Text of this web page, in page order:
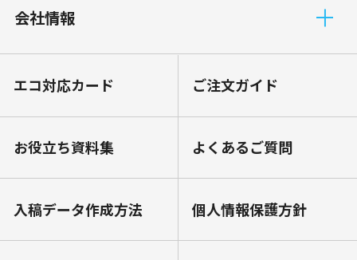
会社情報
エコ対応カード ご注文ガイド
お役⽴ち資料集 よくあるご質問
⼊稿データ作成⽅法 個⼈情報保護⽅針